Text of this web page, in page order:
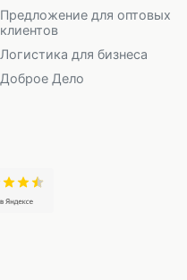
Предложение для оптовых
клиентов
Логистика для бизнеса
Доброе Дело